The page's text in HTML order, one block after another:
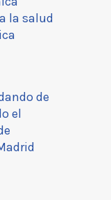
la salud
de
el